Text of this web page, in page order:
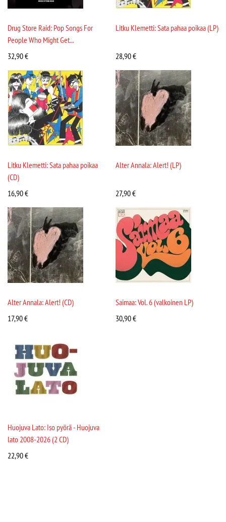
Drug Store Raid: Pop Songs For
People Who Might Get...
32,90€
Litku Klemetti: Sata pahaa poikaa (LP)
28,90€
Litku Klemetti: Sata pahaa poikaa
(CD)
16,90€
Alter Annala: Alert! (LP)
27,90€
Alter Annala: Alert! (CD)
17,90€
Saimaa: Vol. 6 (valkoinen LP)
30,90€
Huojuva Lato: Iso pyörä - Huojuva
lato 2008-2026 (2 CD)
22,90€